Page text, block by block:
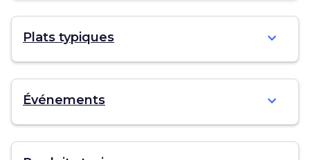
Plats typiques expand_more
Événements expand_more